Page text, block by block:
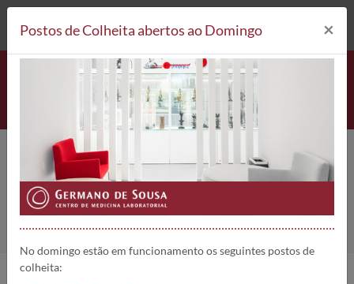
212 693 530* Postos de Colheita
Áreas Clínicas
Home
Postos de Colheita abertos ao Domingo ×
No domingo estão em funcionamento os seguintes postos de
colheita: